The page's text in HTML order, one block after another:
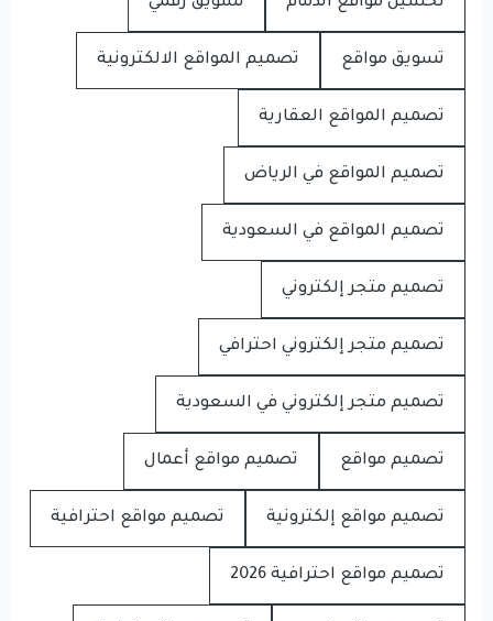
تسويق مواقع تصميم المواقع الالكترونية
تصميم المواقع العقارية
تصميم المواقع في الرياض
تصميم المواقع في السعودية
تصميم متجر إلكتروني
تصميم متجر إلكتروني احترافي
تصميم متجر إلكتروني في السعودية
تصميم مواقع تصميم مواقع أعمال
تصميم مواقع إلكترونية تصميم مواقع احترافية
تصميم مواقع احترافية 2026